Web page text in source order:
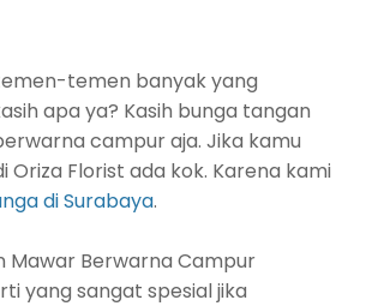
temen banyak yang
apa ya? Kasih bunga tangan
campur aja. Jika kamu
Oriza Florist ada kok. Karena kami
di Surabaya.
Mawar Berwarna Campur
yang sangat spesial jika